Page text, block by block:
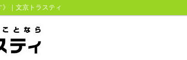
》｜文京トラスティ